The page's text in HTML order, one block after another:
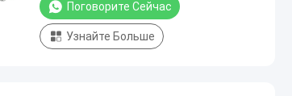
Поговорите Сейчас
Узнайте Больше